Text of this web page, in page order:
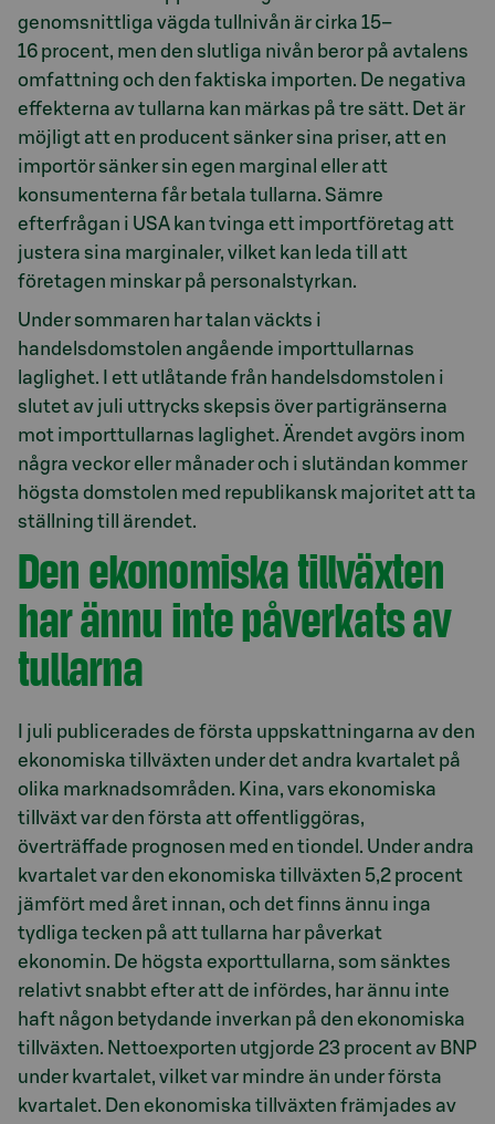
genomsnittliga vägda tullnivån är cirka 15–
16 procent, men den slutliga nivån beror på avtalens
omfattning och den faktiska importen. De negativa
effekterna av tullarna kan märkas på tre sätt. Det är
möjligt att en producent sänker sina priser, att en
importör sänker sin egen marginal eller att
konsumenterna får betala tullarna. Sämre
efterfrågan i USA kan tvinga ett importföretag att
justera sina marginaler, vilket kan leda till att
företagen minskar på personalstyrkan.
Under sommaren har talan väckts i
handelsdomstolen angående importtullarnas
laglighet. I ett utlåtande från handelsdomstolen i
slutet av juli uttrycks skepsis över partigränserna
mot importtullarnas laglighet. Ärendet avgörs inom
några veckor eller månader och i slutändan kommer
högsta domstolen med republikansk majoritet att ta
ställning till ärendet.
Den ekonomiska tillväxten
har ännu inte påverkats av
tullarna
I juli publicerades de första uppskattningarna av den
ekonomiska tillväxten under det andra kvartalet på
olika marknadsområden. Kina, vars ekonomiska
tillväxt var den första att offentliggöras,
överträffade prognosen med en tiondel. Under andra
kvartalet var den ekonomiska tillväxten 5,2 procent
jämfört med året innan, och det finns ännu inga
tydliga tecken på att tullarna har påverkat
ekonomin. De högsta exporttullarna, som sänktes
relativt snabbt efter att de infördes, har ännu inte
haft någon betydande inverkan på den ekonomiska
tillväxten. Nettoexporten utgjorde 23 procent av BNP
under kvartalet, vilket var mindre än under första
kvartalet. Den ekonomiska tillväxten främjades av